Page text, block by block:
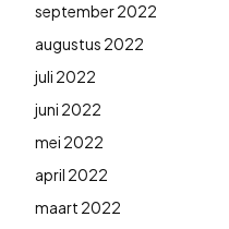
september 2022
augustus 2022
juli 2022
juni 2022
mei 2022
april 2022
maart 2022